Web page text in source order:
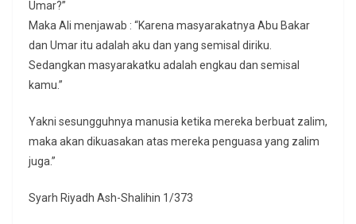
Umar?”
Maka Ali menjawab : “Karena masyarakatnya Abu Bakar
dan Umar itu adalah aku dan yang semisal diriku.
Sedangkan masyarakatku adalah engkau dan semisal
kamu.”
Yakni sesungguhnya manusia ketika mereka berbuat zalim,
maka akan dikuasakan atas mereka penguasa yang zalim
juga.”
Syarh Riyadh Ash-Shalihin 1/373